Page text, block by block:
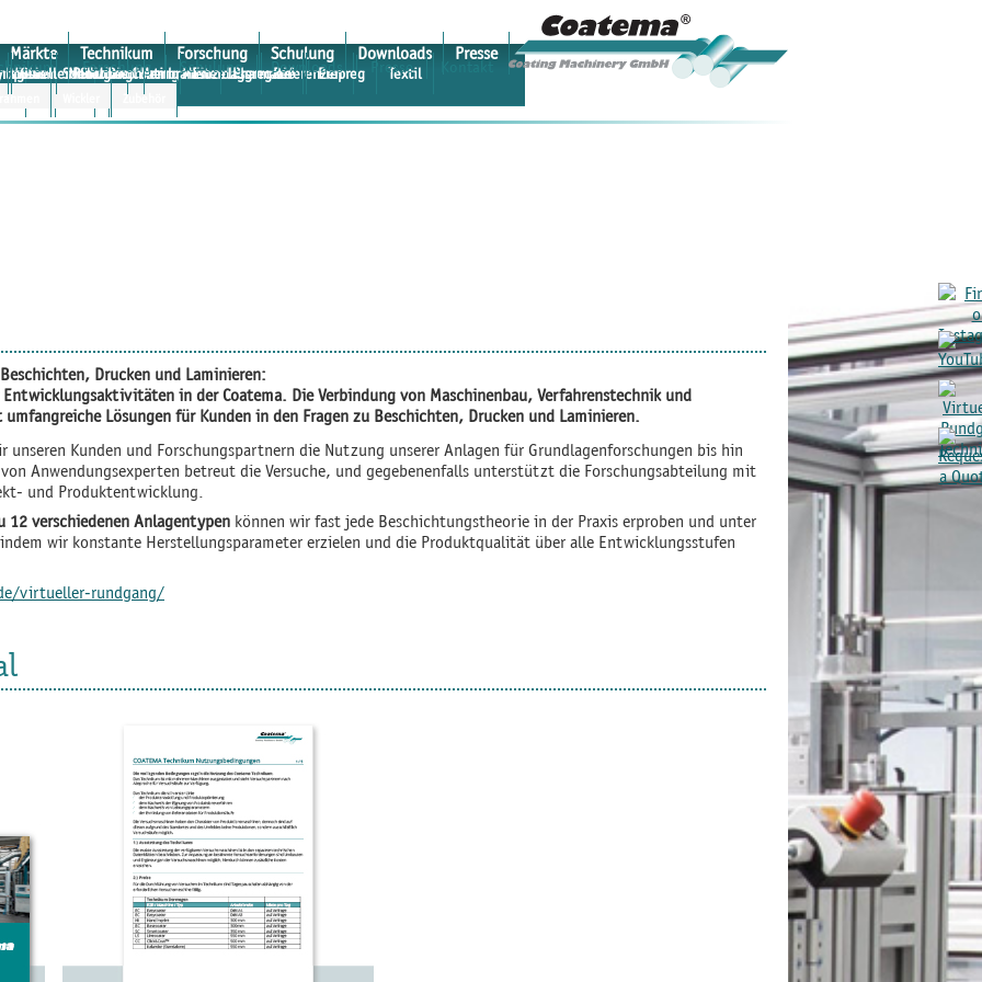
Forschung Schulung Downloads Presse Kontakt
Slot Die Coating Masterclass Referenzen
und Institute
Verticoater
Sondermaschinen Einzelaggregate
Zubehör
Märkte
Glas Medizin Membranen Pharmazie Prepreg Textil
Technikum
Virtueller Rundgang
Forschung Schulung Downloads Presse
Drucken und Laminieren:
in der Coatema. Die Verbindung von Maschinenbau, Verfahrenstechnik und
Lösungen für Kunden in den Fragen zu Beschichten, Drucken und Laminieren.
unseren Kunden und Forschungspartnern die Nutzung unserer Anlagen für Grundlagenforschungen bis hin
Anwendungsexperten betreut die Versuche, und gegebenenfalls unterstützt die Forschungsabteilung mit
und Produktentwicklung.
12 verschiedenen Anlagentypen können wir fast jede Beschichtungstheorie in der Praxis erproben und unter
wir konstante Herstellungsparameter erzielen und die Produktqualität über alle Entwicklungsstufen
virtueller-rundgang/